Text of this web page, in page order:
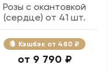
Розы с окантовкой
(сердце) от 41 шт.
Кэшбэк 480 ₽
9 790 ₽